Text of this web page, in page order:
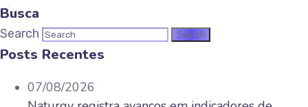
Busca
Search
Posts Recentes
07/08/2026